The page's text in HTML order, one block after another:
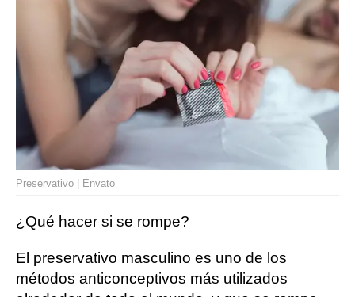
Preservativo | Envato
¿Qué hacer si se rompe?
El preservativo masculino es uno de los
métodos anticonceptivos más utilizados